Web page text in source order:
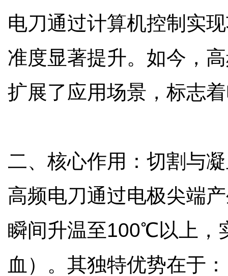
电刀通过计算机控制实
准度显著提升。如今，
扩展了应用场景，标志
二、核心作用：切割与
高频电刀通过电极尖端
瞬间升温至100℃以上，
血）。其独特优势在于